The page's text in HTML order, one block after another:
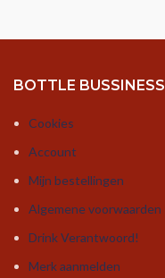
BOTTLE BUSSINESS
Cookies
Account
Mijn bestellingen
Algemene voorwaarden
Drink Verantwoord!
Merk aanmelden